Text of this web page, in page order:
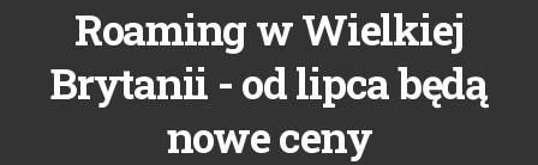
Roaming w Wielkiej
Brytanii - od lipca będą
nowe ceny